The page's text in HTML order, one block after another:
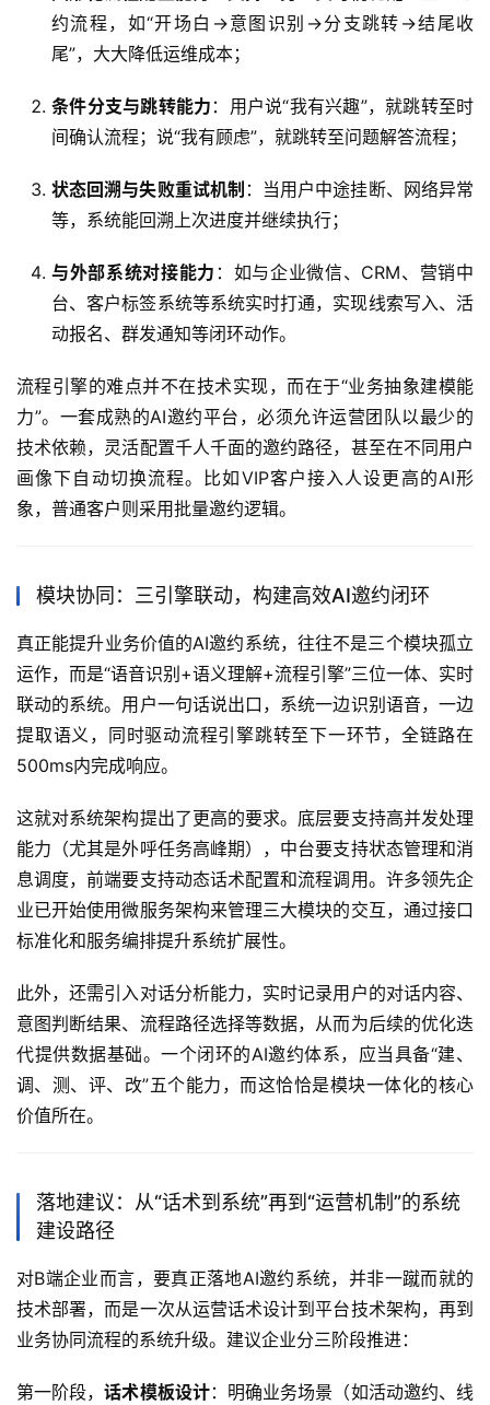
约流程，如“开场白→意图识别→分支跳转→结尾收
尾”，大大降低运维成本；
条件分支与跳转能力 ：用户说“我有兴趣”，就跳转至时
间确认流程；说“我有顾虑”，就跳转至问题解答流程；
状态回溯与失败重试机制 ：当用户中途挂断、网络异常
等，系统能回溯上次进度并继续执行；
与外部系统对接能力 ：如与企业微信、CRM、营销中
台、客户标签系统等系统实时打通，实现线索写入、活
动报名、群发通知等闭环动作。
流程引擎的难点并不在技术实现，而在于“业务抽象建模能
力”。一套成熟的AI邀约平台，必须允许运营团队以最少的
技术依赖，灵活配置千人千面的邀约路径，甚至在不同用户
画像下自动切换流程。比如VIP客户接入人设更高的AI形
象，普通客户则采用批量邀约逻辑。
模块协同：三引擎联动，构建高效AI邀约闭环
真正能提升业务价值的AI邀约系统，往往不是三个模块孤立
运作，而是“语音识别+语义理解+流程引擎”三位一体、实时
联动的系统。用户一句话说出口，系统一边识别语音，一边
提取语义，同时驱动流程引擎跳转至下一环节，全链路在
500ms内完成响应。
这就对系统架构提出了更高的要求。底层要支持高并发处理
能力（尤其是外呼任务高峰期），中台要支持状态管理和消
息调度，前端要支持动态话术配置和流程调用。许多领先企
业已开始使用微服务架构来管理三大模块的交互，通过接口
标准化和服务编排提升系统扩展性。
此外，还需引入对话分析能力，实时记录用户的对话内容、
意图判断结果、流程路径选择等数据，从而为后续的优化迭
代提供数据基础。一个闭环的AI邀约体系，应当具备“建、
调、测、评、改”五个能力，而这恰恰是模块一体化的核心
价值所在。
落地建议：从“话术到系统”再到“运营机制”的系统
建设路径
对B端企业而言，要真正落地AI邀约系统，并非一蹴而就的
技术部署，而是一次从运营话术设计到平台技术架构，再到
业务协同流程的系统升级。建议企业分三阶段推进：
第一阶段，话术模板设计：明确业务场景（如活动邀约、线